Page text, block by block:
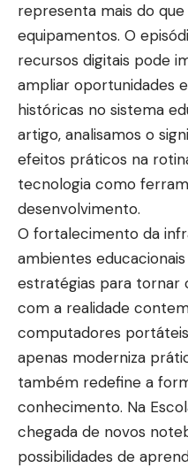
representa mais do
equipamentos. O
recursos digitais pode
ampliar oportunidades
históricas no sistema
artigo, analisamos o
efeitos práticos na
tecnologia como
desenvolvimento.
O fortalecimento da
ambientes
estratégias para tornar
com a realidade
computadores
apenas moderniza
também redefine a
conhecimento. Na
chegada de novos
possibilidades de